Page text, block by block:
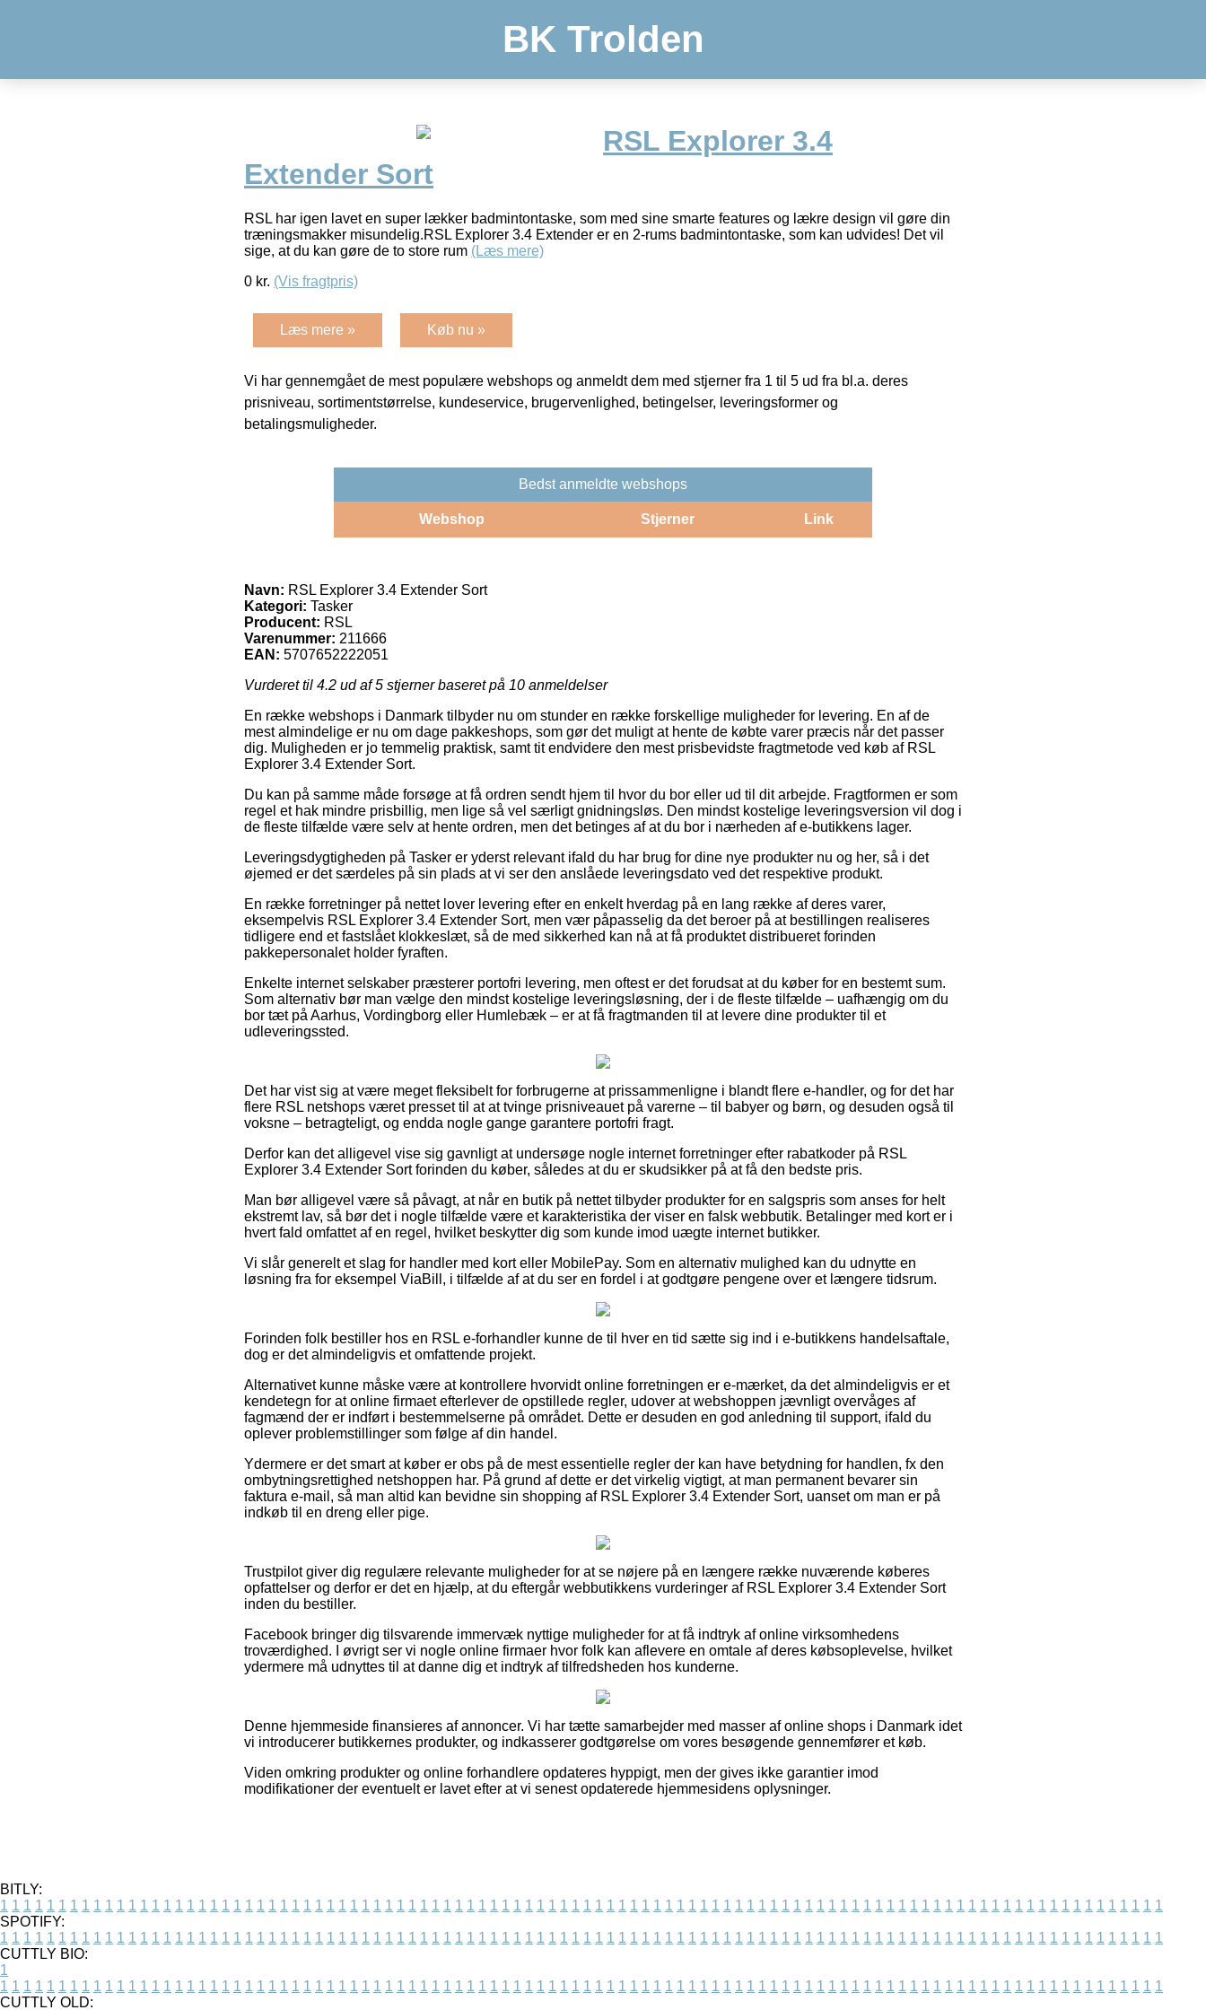
BK Trolden
RSL Explorer 3.4
Extender Sort
RSL har igen lavet en super lækker badmintontaske, som med sine smarte features og lækre design vil gøre din
træningsmakker misundelig.RSL Explorer 3.4 Extender er en 2-rums badmintontaske, som kan udvides! Det vil
sige, at du kan gøre de to store rum (Læs mere)
0 kr. (Vis fragtpris)
Læs mere » Køb nu »
Vi har gennemgået de mest populære webshops og anmeldt dem med stjerner fra 1 til 5 ud fra bl.a. deres
prisniveau, sortimentstørrelse, kundeservice, brugervenlighed, betingelser, leveringsformer og
betalingsmuligheder.
Bedst anmeldte webshops
Webshop Stjerner Link
Navn: RSL Explorer 3.4 Extender Sort
Kategori: Tasker
Producent: RSL
Varenummer: 211666
EAN: 5707652222051
Vurderet til 4.2 ud af 5 stjerner baseret på 10 anmeldelser
En række webshops i Danmark tilbyder nu om stunder en række forskellige muligheder for levering. En af de
mest almindelige er nu om dage pakkeshops, som gør det muligt at hente de købte varer præcis når det passer
dig. Muligheden er jo temmelig praktisk, samt tit endvidere den mest prisbevidste fragtmetode ved køb af RSL
Explorer 3.4 Extender Sort.
Du kan på samme måde forsøge at få ordren sendt hjem til hvor du bor eller ud til dit arbejde. Fragtformen er som
regel et hak mindre prisbillig, men lige så vel særligt gnidningsløs. Den mindst kostelige leveringsversion vil dog i
de fleste tilfælde være selv at hente ordren, men det betinges af at du bor i nærheden af e-butikkens lager.
Leveringsdygtigheden på Tasker er yderst relevant ifald du har brug for dine nye produkter nu og her, så i det
øjemed er det særdeles på sin plads at vi ser den anslåede leveringsdato ved det respektive produkt.
En række forretninger på nettet lover levering efter en enkelt hverdag på en lang række af deres varer,
eksempelvis RSL Explorer 3.4 Extender Sort, men vær påpasselig da det beroer på at bestillingen realiseres
tidligere end et fastslået klokkeslæt, så de med sikkerhed kan nå at få produktet distribueret forinden
pakkepersonalet holder fyraften.
Enkelte internet selskaber præsterer portofri levering, men oftest er det forudsat at du køber for en bestemt sum.
Som alternativ bør man vælge den mindst kostelige leveringsløsning, der i de fleste tilfælde – uafhængig om du
bor tæt på Aarhus, Vordingborg eller Humlebæk – er at få fragtmanden til at levere dine produkter til et
udleveringssted.
Det har vist sig at være meget fleksibelt for forbrugerne at prissammenligne i blandt flere e-handler, og for det har
flere RSL netshops været presset til at at tvinge prisniveauet på varerne – til babyer og børn, og desuden også til
voksne – betragteligt, og endda nogle gange garantere portofri fragt.
Derfor kan det alligevel vise sig gavnligt at undersøge nogle internet forretninger efter rabatkoder på RSL
Explorer 3.4 Extender Sort forinden du køber, således at du er skudsikker på at få den bedste pris.
Man bør alligevel være så påvagt, at når en butik på nettet tilbyder produkter for en salgspris som anses for helt
ekstremt lav, så bør det i nogle tilfælde være et karakteristika der viser en falsk webbutik. Betalinger med kort er i
hvert fald omfattet af en regel, hvilket beskytter dig som kunde imod uægte internet butikker.
Vi slår generelt et slag for handler med kort eller MobilePay. Som en alternativ mulighed kan du udnytte en
løsning fra for eksempel ViaBill, i tilfælde af at du ser en fordel i at godtgøre pengene over et længere tidsrum.
Forinden folk bestiller hos en RSL e-forhandler kunne de til hver en tid sætte sig ind i e-butikkens handelsaftale,
dog er det almindeligvis et omfattende projekt.
Alternativet kunne måske være at kontrollere hvorvidt online forretningen er e-mærket, da det almindeligvis er et
kendetegn for at online firmaet efterlever de opstillede regler, udover at webshoppen jævnligt overvåges af
fagmænd der er indført i bestemmelserne på området. Dette er desuden en god anledning til support, ifald du
oplever problemstillinger som følge af din handel.
Ydermere er det smart at køber er obs på de mest essentielle regler der kan have betydning for handlen, fx den
ombytningsrettighed netshoppen har. På grund af dette er det virkelig vigtigt, at man permanent bevarer sin
faktura e-mail, så man altid kan bevidne sin shopping af RSL Explorer 3.4 Extender Sort, uanset om man er på
indkøb til en dreng eller pige.
Trustpilot giver dig regulære relevante muligheder for at se nøjere på en længere række nuværende køberes
opfattelser og derfor er det en hjælp, at du eftergår webbutikkens vurderinger af RSL Explorer 3.4 Extender Sort
inden du bestiller.
Facebook bringer dig tilsvarende immervæk nyttige muligheder for at få indtryk af online virksomhedens
troværdighed. I øvrigt ser vi nogle online firmaer hvor folk kan aflevere en omtale af deres købsoplevelse, hvilket
ydermere må udnyttes til at danne dig et indtryk af tilfredsheden hos kunderne.
Denne hjemmeside finansieres af annoncer. Vi har tætte samarbejder med masser af online shops i Danmark idet
vi introducerer butikkernes produkter, og indkasserer godtgørelse om vores besøgende gennemfører et køb.
Viden omkring produkter og online forhandlere opdateres hyppigt, men der gives ikke garantier imod
modifikationer der eventuelt er lavet efter at vi senest opdaterede hjemmesidens oplysninger.
BITLY:
1 1 1 1 1 1 1 1 1 1 1 1 1 1 1 1 1 1 1 1 1 1 1 1 1 1 1 1 1 1 1 1 1 1 1 1 1 1 1 1 1 1 1 1 1 1 1 1 1 1 1 1 1 1 1 1 1 1 1 1 1 1 1 1 1 1 1 1 1 1 1 1 1 1 1 1 1 1 1 1 1 1 1 1 1 1 1 1 1 1 1 1 1 1 1 1 1 1 1 1
SPOTIFY:
1 1 1 1 1 1 1 1 1 1 1 1 1 1 1 1 1 1 1 1 1 1 1 1 1 1 1 1 1 1 1 1 1 1 1 1 1 1 1 1 1 1 1 1 1 1 1 1 1 1 1 1 1 1 1 1 1 1 1 1 1 1 1 1 1 1 1 1 1 1 1 1 1 1 1 1 1 1 1 1 1 1 1 1 1 1 1 1 1 1 1 1 1 1 1 1 1 1 1 1
CUTTLY BIO:
1
1 1 1 1 1 1 1 1 1 1 1 1 1 1 1 1 1 1 1 1 1 1 1 1 1 1 1 1 1 1 1 1 1 1 1 1 1 1 1 1 1 1 1 1 1 1 1 1 1 1 1 1 1 1 1 1 1 1 1 1 1 1 1 1 1 1 1 1 1 1 1 1 1 1 1 1 1 1 1 1 1 1 1 1 1 1 1 1 1 1 1 1 1 1 1 1 1 1 1 1
CUTTLY OLD: